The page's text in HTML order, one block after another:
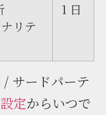
リテ
1 日
サードパーテ
定からいつで